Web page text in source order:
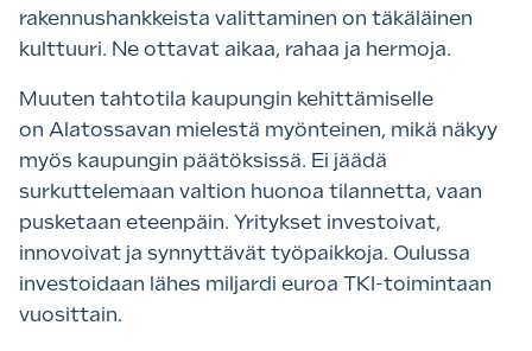
rakennushankkeista valittaminen on täkäläinen
kulttuuri. Ne ottavat aikaa, rahaa ja hermoja.
Muuten tahtotila kaupungin kehittämiselle
on Alatossavan mielestä myönteinen, mikä näkyy
myös kaupungin päätöksissä. Ei jäädä
surkuttelemaan valtion huonoa tilannetta, vaan
pusketaan eteenpäin. Yritykset investoivat,
innovoivat ja synnyttävät työpaikkoja. Oulussa
investoidaan lähes miljardi euroa TKI-toimintaan
vuosittain.